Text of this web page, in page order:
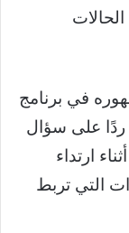
في برنامج
ردًا على سؤال
ارتداء
التي تربط